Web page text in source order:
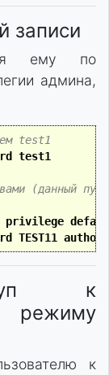
записи
ему по
админа,
test1
test1
(данный
privilege
TEST11
к
режиму
к